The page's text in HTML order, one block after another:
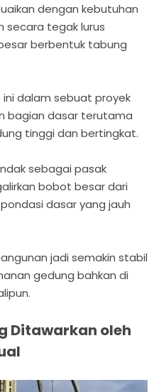
dengan kebutuhan
secara tegak lurus
berbentuk tabung
dalam sebuat proyek
bagian dasar terutama
tinggi dan bertingkat.
sebagai pasak
bobot besar dari
dasar yang jauh
jadi semakin stabil
gedung bahkan di
Ditawarkan oleh